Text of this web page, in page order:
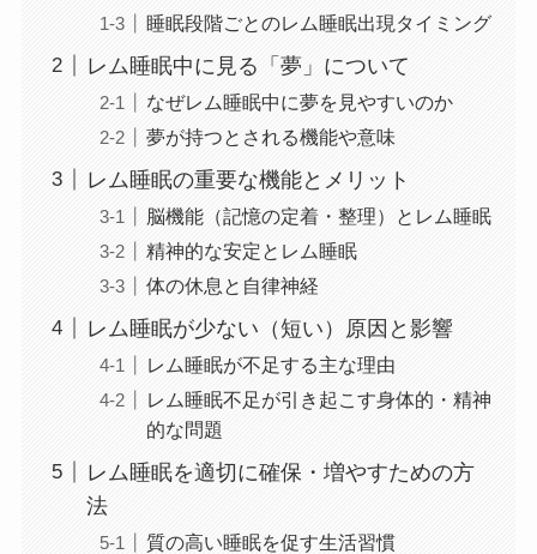
睡眠段階ごとのレム睡眠出現タイミング
レム睡眠中に見る「夢」について
なぜレム睡眠中に夢を見やすいのか
夢が持つとされる機能や意味
レム睡眠の重要な機能とメリット
脳機能（記憶の定着・整理）とレム睡眠
精神的な安定とレム睡眠
体の休息と自律神経
レム睡眠が少ない（短い）原因と影響
レム睡眠が不足する主な理由
レム睡眠不足が引き起こす身体的・精神
的な問題
レム睡眠を適切に確保・増やすための方
法
質の高い睡眠を促す生活習慣